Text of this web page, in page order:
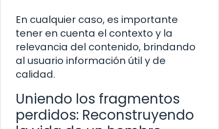
En cualquier caso, es importante
tener en cuenta el contexto y la
relevancia del contenido, brindando
al usuario información útil y de
calidad.
Uniendo los fragmentos
perdidos: Reconstruyendo